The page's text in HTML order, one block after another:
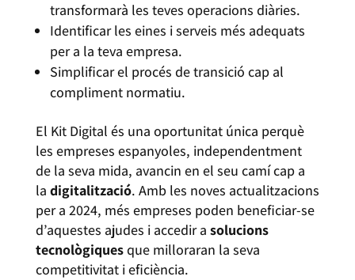
transformarà les teves operacions diàries.
Identificar les eines i serveis més adequats
per a la teva empresa.
Simplificar el procés de transició cap al
compliment normatiu.
El Kit Digital és una oportunitat única perquè
les empreses espanyoles, independentment
de la seva mida, avancin en el seu camí cap a
la digitalització. Amb les noves actualitzacions
per a 2024, més empreses poden beneficiar-se
d’aquestes ajudes i accedir a solucions
tecnològiquesque milloraran la seva
competitivitat i eficiència.